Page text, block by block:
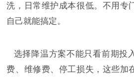
洗，日常维护成本很低。不用专
自己就能搞定。
选择降温方案不能只看前期投
费、维修费、停工损失，这些加